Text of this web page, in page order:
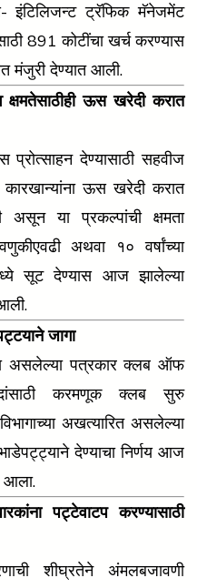
इंटिलिजन्ट ट्रॅफिक मॅनेजमेंट
891 कोटींचा खर्च करण्यास
मंजुरी देण्यात आली.
क्षमतेसाठीही ऊस खरेदी करात
प्रोत्साहन देण्यासाठी सहवीज
कारखान्यांना ऊस खरेदी करात
असून या प्रकल्पांची क्षमता
अथवा १० वर्षांच्या
सूट देण्यास आज झालेल्या
जागा
असलेल्या पत्रकार क्लब ऑफ
करमणूक क्लब सुरु
अखत्यारित असलेल्या
भाडेपट्ट्याने देण्याचा निर्णय आज
आला.
पट्टेवाटप करण्यासाठी
शीघ्रतेने अंमलबजावणी